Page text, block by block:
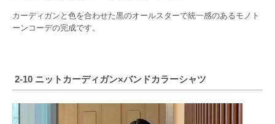
カーディガンと色を合わせた黒のオールスターで統一感のあるモノト
ーンコーデの完成です。
2-10 ニットカーディガン×バンドカラーシャツ